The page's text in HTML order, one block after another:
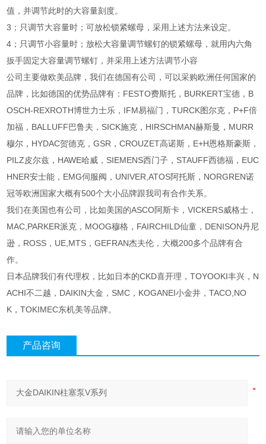
值，并调节此时的大容量刻度。
3；只调节大容量时；可放松锁紧螺母，采用上述方法来设定。
4；只调节小容量时；放松大容量调节螺钉的锁紧螺母，就用内六角
扳手固定大容量调节螺钉，并采用上述方法调节小容
公司主要做欧美品牌，我们在德国有公司，可以采购欧洲任何国家的
品牌，比如德国的优势品牌有：FESTO费斯托，BURKERT宝德，B
OSCH-REXROTH博世力士乐，IFM易福门，TURCK图尔克，P+F倍
加福，BALLUFF巴鲁夫，SICK施克，HIRSCHMAN赫斯曼，MURR
穆尔，HYDAC贺德克，GSR，CROUZET高诺斯，E+H恩格斯豪斯，
PILZ皮尔兹，HAWE哈威，SIEMENS西门子，STAUFF西德福，EUC
HNER安士能，EMG伺服阀，UNIVER,ATOS阿托斯，NORGREN诺
冠等欧洲国家大概有500个大小品牌跟我司有合作关系。
我们在美国也有公司，比如美国的ASCO阿斯卡，VICKERS威格士，
MAC,PARKER派克，MOOG穆格，FAIRCHILD仙童，DENISON丹尼
逊，ROSS，UE,MTS，GEFRAN杰夫伦，大概200多个品牌有合
作。
日本品牌我们有代理权，比如日本的CKD喜开理，TOYOOKI丰兴，N
ACHI不二越，DAIKIN大金，SMC，KOGANEI小金井，TACO,NO
K，TOKIMEC东机美等品牌。
产品咨询